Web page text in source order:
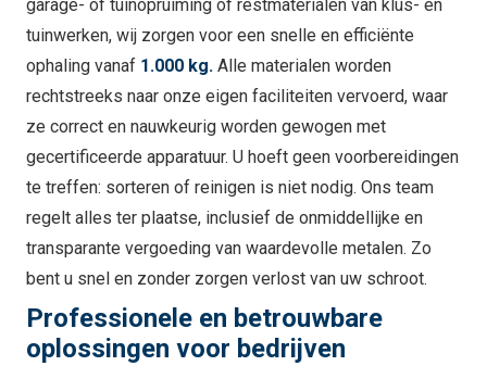
garage- of tuinopruiming of restmaterialen van klus- en
tuinwerken, wij zorgen voor een snelle en efficiënte
ophaling vanaf 1.000 kg. Alle materialen worden
rechtstreeks naar onze eigen faciliteiten vervoerd, waar
ze correct en nauwkeurig worden gewogen met
gecertificeerde apparatuur. U hoeft geen voorbereidingen
te treffen: sorteren of reinigen is niet nodig. Ons team
regelt alles ter plaatse, inclusief de onmiddellijke en
transparante vergoeding van waardevolle metalen. Zo
bent u snel en zonder zorgen verlost van uw schroot.
Professionele en betrouwbare
oplossingen voor bedrijven